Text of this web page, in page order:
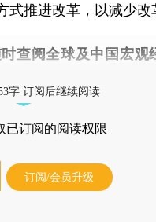
推进改革，以减少改
时查阅全球及中国宏观
字 订阅后继续阅读
已订阅的阅读权限
订阅/会员升级